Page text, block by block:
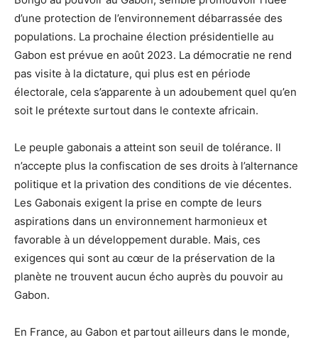
d’une protection de l’environnement débarrassée des
populations. La prochaine élection présidentielle au
Gabon est prévue en août 2023. La démocratie ne rend
pas visite à la dictature, qui plus est en période
électorale, cela s’apparente à un adoubement quel qu’en
soit le prétexte surtout dans le contexte africain.
Le peuple gabonais a atteint son seuil de tolérance. Il
n’accepte plus la confiscation de ses droits à l’alternance
politique et la privation des conditions de vie décentes.
Les Gabonais exigent la prise en compte de leurs
aspirations dans un environnement harmonieux et
favorable à un développement durable. Mais, ces
exigences qui sont au cœur de la préservation de la
planète ne trouvent aucun écho auprès du pouvoir au
Gabon.
En France, au Gabon et partout ailleurs dans le monde,